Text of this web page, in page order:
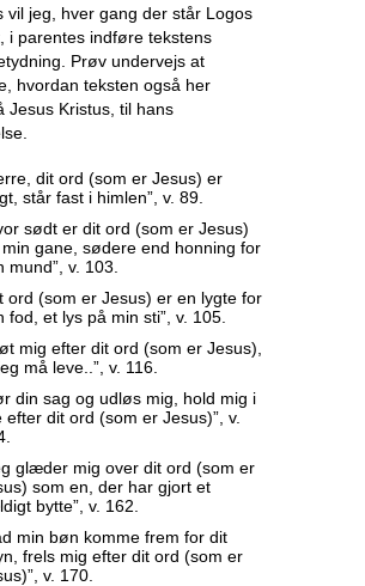
vil jeg, hver gang der står Logos
i parentes indføre tekstens
Prøv undervejs at
hvordan teksten også her
Jesus Kristus, til hans
dit ord (som er Jesus) er
står fast i himlen”, v. 89.
sødt er dit ord (som er Jesus)
gane, sødere end honning for
mund”, v. 103.
ord (som er Jesus) er en lygte for
fod, et lys på min sti”, v. 105.
mig efter dit ord (som er Jesus),
må leve..”, v. 116.
din sag og udløs mig, hold mig i
efter dit ord (som er Jesus)”, v.
glæder mig over dit ord (som er
som en, der har gjort et
bytte”, v. 162.
min bøn komme frem for dit
frels mig efter dit ord (som er
v. 170.